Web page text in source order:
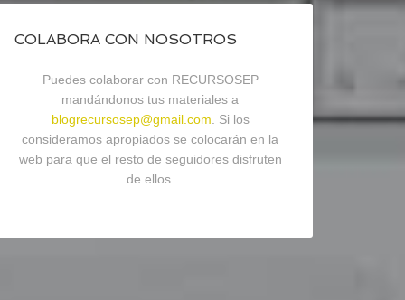
COLABORA CON NOSOTROS
Puedes colaborar con RECURSOSEP
mandándonos tus materiales a
blogrecursosep@gmail.com . Si los
consideramos apropiados se colocarán en la
web para que el resto de seguidores disfruten
de ellos.